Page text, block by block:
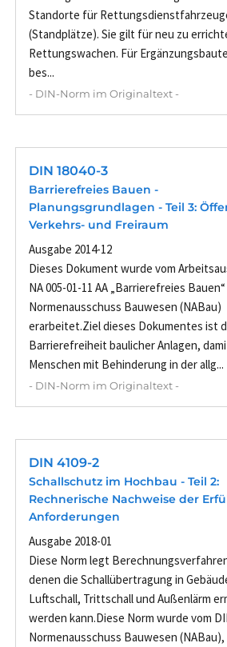
Standorte für
(Standplätze). Sie gilt für neu zu
Rettungswachen. Für
bes...
- DIN-Norm im Originaltext -
DIN 18040-3
Barrierefreies Bauen -
Planungsgrundlagen - Teil 3:
Verkehrs- und Freiraum
Ausgabe 2014-12
Dieses Dokument wurde vom
NA 005-01-11 AA „Barrierefreies
Normenausschuss Bauwesen (NABau)
erarbeitet.Ziel dieses Dokumentes ist
Barrierefreiheit baulicher Anlagen,
Menschen mit Behinderung in der allg...
- DIN-Norm im Originaltext -
DIN 4109-2
Schallschutz im Hochbau - Teil 2:
Rechnerische Nachweise der
Anforderungen
Ausgabe 2018-01
Diese Norm legt
denen die Schallübertragung in
Luftschall, Trittschall und Außenlärm
werden kann.Diese Norm wurde vom
Normenausschuss Bauwesen (NABau),